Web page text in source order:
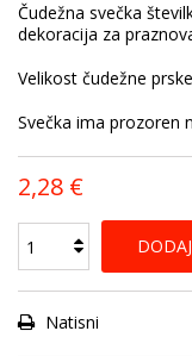
Čudežna svečka
dekoracija za
Velikost čudežne
Svečka ima prozoren
2,28 €
Natisni